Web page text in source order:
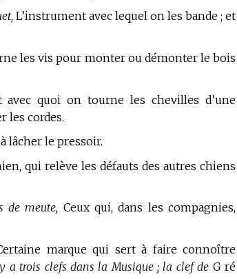
L’instrument avec lequel on les bande ; et
les vis pour monter ou démonter le bois
avec quoi on tourne les chevilles d’une
les cordes.
lâcher le pressoir.
qui relève les défauts des autres chiens
de meute, Ceux qui, dans les compagnies,
marque qui sert à faire connoître
a trois clefs dans la Musique ; la clef de G ré